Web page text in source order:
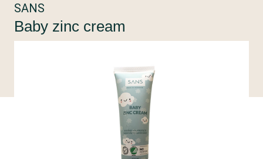
SANS
Baby zinc cream